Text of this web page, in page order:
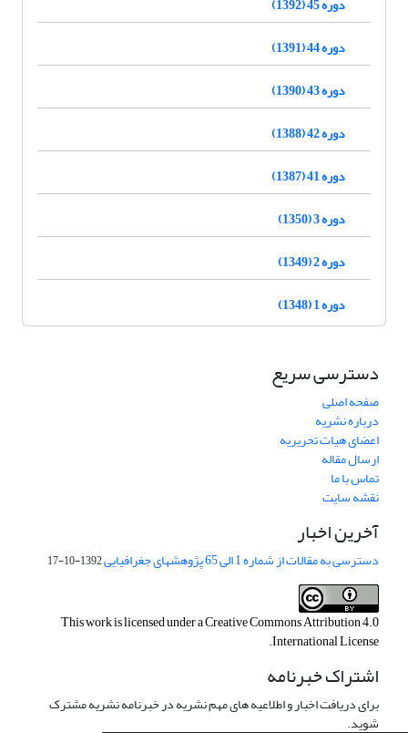
دوره 44 (1391)
دوره 43 (1390)
دوره 42 (1388)
دوره 41 (1387)
دوره 3 (1350)
دوره 2 (1349)
دوره 1 (1348)
دسترسی سریع
صفحه اصلی
درباره نشریه
اعضای هیات تحریریه
ارسال مقاله
تماس با ما
نقشه سایت
آخرین اخبار
دسترسی به مقالات از شماره 1 الی 65 پژوهشهای جغرافیایی 1392-10-17
This work is licensed under aCreative Commons Attribution 4.0
International License
.
اشتراک خبرنامه
برای دریافت اخبار و اطلاعیه های مهم نشریه در خبرنامه نشریه مشترک
شوید.